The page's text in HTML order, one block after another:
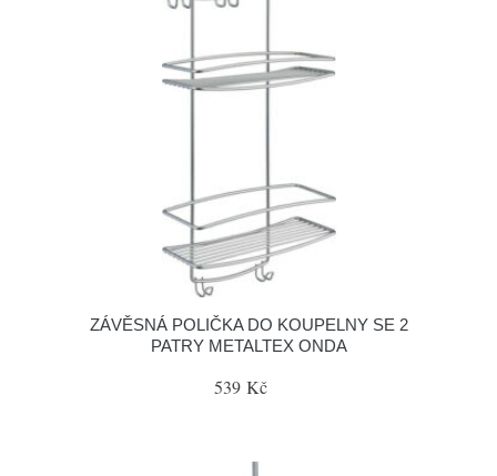
ZÁVĚSNÁ POLIČKA DO KOUPELNY SE 2
PATRY METALTEX ONDA
539 Kč